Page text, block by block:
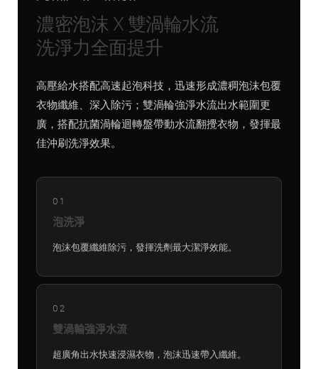
濃密泡沫 X 雙渦輪水流
洗淨力全面提升
高壓給水搭配高速起泡科技，迅速形成濃稠泡沫包覆
衣物纖維、深入除污；雙渦輪強淨水流出水範圍更
廣，搭配抗菌渦輪迴轉盤帶動水流翻攪衣物，發揮最
佳沖刷洗淨效果。
01
泡洗淨
泡沫包覆纖維除污，發揮洗劑最大潔淨效能。
02
雙渦輪強淨水流
超廣角出水快速浸濕衣物，泡沫迅速帶入纖維。